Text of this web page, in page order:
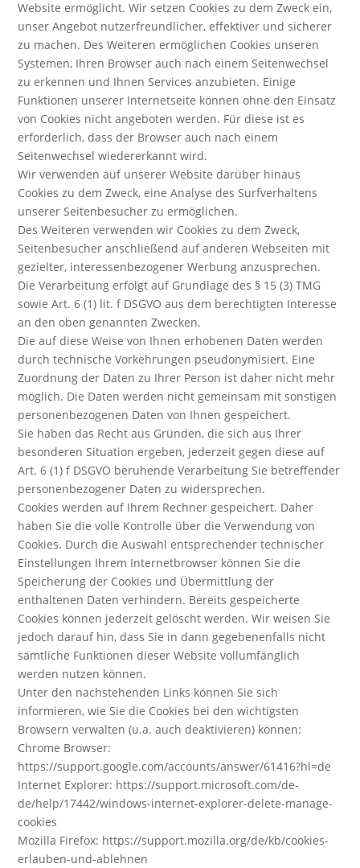
Website ermöglicht. Wir setzen Cookies zu dem Zweck ein,
unser Angebot nutzerfreundlicher, effektiver und sicherer
zu machen. Des Weiteren ermöglichen Cookies unseren
Systemen, Ihren Browser auch nach einem Seitenwechsel
zu erkennen und Ihnen Services anzubieten. Einige
Funktionen unserer Internetseite können ohne den Einsatz
von Cookies nicht angeboten werden. Für diese ist es
erforderlich, dass der Browser auch nach einem
Seitenwechsel wiedererkannt wird.
Wir verwenden auf unserer Website darüber hinaus
Cookies zu dem Zweck, eine Analyse des Surfverhaltens
unserer Seitenbesucher zu ermöglichen.
Des Weiteren verwenden wir Cookies zu dem Zweck,
Seitenbesucher anschließend auf anderen Webseiten mit
gezielter, interessenbezogener Werbung anzusprechen.
Die Verarbeitung erfolgt auf Grundlage des § 15 (3) TMG
sowie Art. 6 (1) lit. f DSGVO aus dem berechtigten Interesse
an den oben genannten Zwecken.
Die auf diese Weise von Ihnen erhobenen Daten werden
durch technische Vorkehrungen pseudonymisiert. Eine
Zuordnung der Daten zu Ihrer Person ist daher nicht mehr
möglich. Die Daten werden nicht gemeinsam mit sonstigen
personenbezogenen Daten von Ihnen gespeichert.
Sie haben das Recht aus Gründen, die sich aus Ihrer
besonderen Situation ergeben, jederzeit gegen diese auf
Art. 6 (1) f DSGVO beruhende Verarbeitung Sie betreffender
personenbezogener Daten zu widersprechen.
Cookies werden auf Ihrem Rechner gespeichert. Daher
haben Sie die volle Kontrolle über die Verwendung von
Cookies. Durch die Auswahl entsprechender technischer
Einstellungen Ihrem Internetbrowser können Sie die
Speicherung der Cookies und Übermittlung der
enthaltenen Daten verhindern. Bereits gespeicherte
Cookies können jederzeit gelöscht werden. Wir weisen Sie
jedoch darauf hin, dass Sie in dann gegebenenfalls nicht
sämtliche Funktionen dieser Website vollumfänglich
werden nutzen können.
Unter den nachstehenden Links können Sie sich
informieren, wie Sie die Cookies bei den wichtigsten
Browsern verwalten (u.a. auch deaktivieren) können:
Chrome Browser:
https://support.google.com/accounts/answer/61416?hl=de
Internet Explorer: https://support.microsoft.com/de-
de/help/17442/windows-internet-explorer-delete-manage-
cookies
Mozilla Firefox: https://support.mozilla.org/de/kb/cookies-
erlauben-und-ablehnen